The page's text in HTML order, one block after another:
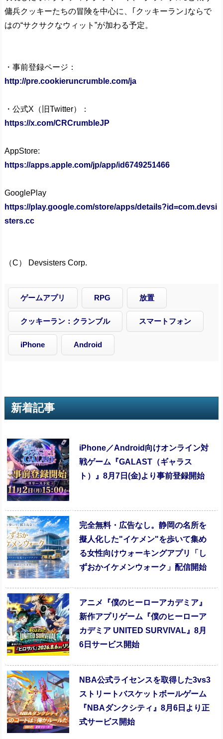
傭兵クッキーたちの冒険を中心に、｢クッキーラン｣ならで
はの“サクサクなウィット”が加わる予定。
・事前登録ページ：
http://pre.cookieruncrumble.com/ja
・公式X（旧Twitter）：
https://x.com/CRCrumbleJP
AppStore:
https://apps.apple.com/jp/app/id6749251466
GooglePlay
https://play.google.com/store/apps/details?id=com.devsi
sters.cc
（C） Devsisters Corp.
ゲームアプリ RPG 放置
クッキーラン：クランブル スマートフォン
iPhone Android
新着記事
iPhone／Android向けオンライン対
戦ゲーム『GALAST（ギャラス
ト）』8月7日(金)より事前登録開始
完全無料・広告なし。静岡の名所を
擬人化した"イケメン"を歩いて集め
る女性向けウォーキングアプリ「し
ずおかイケメンウォーク」配信開始
アニメ『僕のヒーローアカデミア』
新作アプリゲーム『僕のヒーローア
カデミア UNITED SURVIVAL』8月
6日サービス開始
NBA公式ライセンスを取得した3vs3
ストリートバスケットボールゲーム
『NBAダンクシティ』8月6日より正
式サービス開始